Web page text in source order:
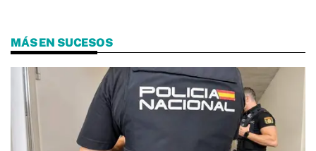
MÁS EN SUCESOS